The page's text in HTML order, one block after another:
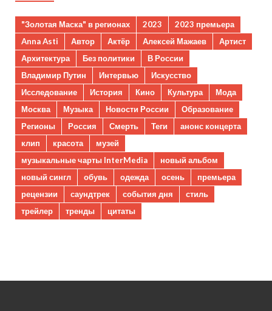
"Золотая Маска" в регионах 2023
2023 премьера
Anna Asti
Автор Актёр Алексей Мажаев
Артист
Архитектура
Без политики
В России
Владимир Путин
Интервью
Искусство
Исследование
История Кино Культура
Мода
Москва
Музыка Новости России
Образование
Регионы
Россия Смерть Теги
анонс концерта
клип
красота
музей
музыкальные чарты InterMedia
новый альбом
новый сингл
обувь одежда осень
премьера
рецензии
саундтрек события дня
стиль
трейлер
тренды цитаты